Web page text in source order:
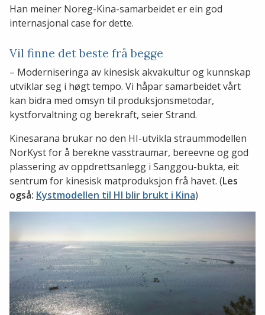
Han meiner Noreg-Kina-samarbeidet er ein god
internasjonal case for dette.
Vil finne det beste frå begge
– Moderniseringa av kinesisk akvakultur og kunnskap
utviklar seg i høgt tempo. Vi håpar samarbeidet vårt
kan bidra med omsyn til produksjonsmetodar,
kystforvaltning og berekraft, seier Strand.
Kinesarana brukar no den HI-utvikla straummodellen
NorKyst for å berekne vasstraumar, bereevne og god
plassering av oppdrettsanlegg i Sanggou-bukta, eit
sentrum for kinesisk matproduksjon frå havet. (Les
også: Kystmodellen til HI blir brukt i Kina)